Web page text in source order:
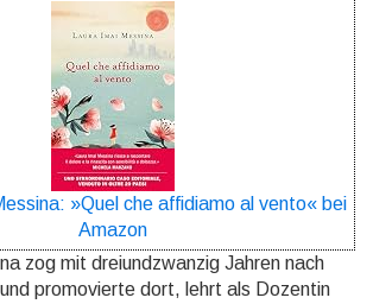
zog mit dreiundzwanzig Jahren nach
promo­vierte dort, lehrt als Dozentin